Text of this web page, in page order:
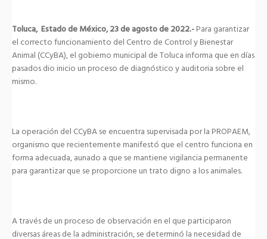
Toluca, Estado de México, 23 de agosto de 2022.-Para garantizar
el correcto funcionamiento del Centro de Control y Bienestar
Animal (CCyBA), el gobierno municipal de Toluca informa que en días
pasados dio inicio un proceso de diagnóstico y auditoria sobre el
mismo.
La operación del CCyBA se encuentra supervisada por la PROPAEM,
organismo que recientemente manifestó que el centro funciona en
forma adecuada, aunado a que se mantiene vigilancia permanente
para garantizar que se proporcione un trato digno a los animales.
A través de un proceso de observación en el que participaron
diversas áreas de la administración, se determinó la necesidad de